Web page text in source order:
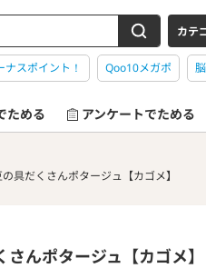
カテ
ナスポイント！ Qoo10メガポ
ためる アンケートでためる
具だくさんポタージュ【カゴメ】
んポタージュ【カゴメ】